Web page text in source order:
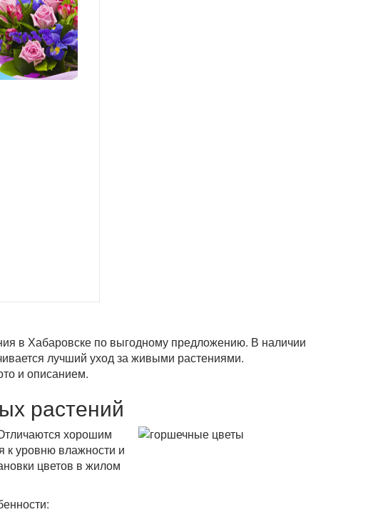
в Хабаровске по выгодному предложению. В наличии
лучший уход за живыми растениями.
и описанием.
растений
хорошим
к уровню влажности и
цветов в жилом